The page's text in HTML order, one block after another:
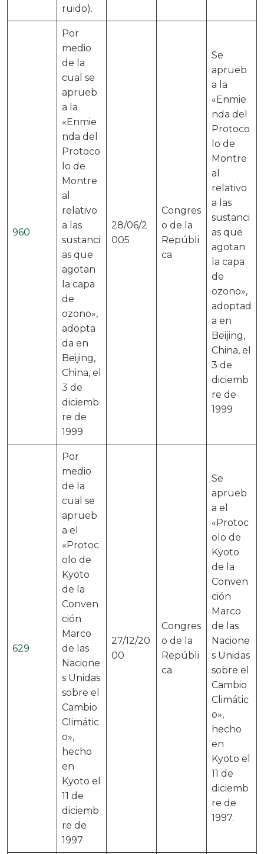
ruido).
960
Por
medio
de la
cual se
aprueb
a la
«Enmie
nda del
Protoco
lo de
Montre
al
relativo
a las
sustanci
as que
agotan
la capa
de
ozono»,
adopta
da en
Beijing,
China, el
3 de
diciemb
re de
1999
28/06/2
005
Congres
o de la
Repúbli
ca
Se
aprueb
a la
«Enmie
nda del
Protoco
lo de
Montre
al
relativo
a las
sustanci
as que
agotan
la capa
de
ozono»,
adoptad
a en
Beijing,
China, el
3 de
diciemb
re de
1999
629
Por
medio
de la
cual se
aprueb
a el
«Protoc
olo de
Kyoto
de la
Conven
ción
Marco
de las
Nacione
s Unidas
sobre el
Cambio
Climátic
o»,
hecho
en
Kyoto el
11 de
diciemb
re de
1997
27/12/20
00
Congres
o de la
Repúbli
ca
Se
aprueb
a el
«Protoc
olo de
Kyoto
de la
Conven
ción
Marco
de las
Nacione
s Unidas
sobre el
Cambio
Climátic
o»,
hecho
en
Kyoto el
11 de
diciemb
re de
1997.